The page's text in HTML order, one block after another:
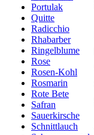
Portulak
Quitte
Radicchio
Rhabarber
Ringelblume
Rose
Rosen-Kohl
Rosmarin
Rote Bete
Safran
Sauerkirsche
Schnittlauch